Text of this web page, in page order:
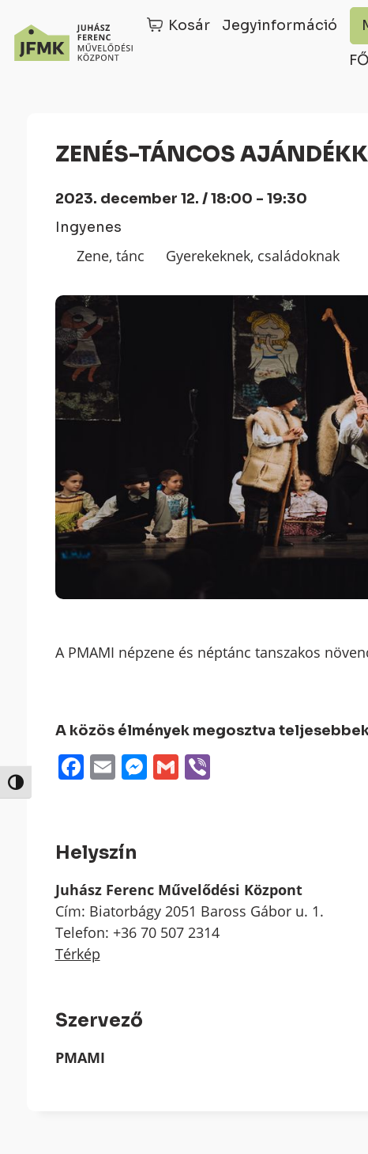
Nagy kontraszt váltása
Kosár Jegyinformáció
ZENÉS-TÁNCOS
2023. december 12. / 18:00 - 19:30
Ingyenes
Zene, tánc Gyerekeknek, családoknak
A PMAMI népzene és néptánc tanszakos
A közös élmények megosztva
Facebook
EmailMessenger
GmailViber
Helyszín
Juhász Ferenc Művelődési Központ
Cím: Biatorbágy 2051 Baross Gábor u. 1.
Telefon: +36 70 507 2314
Térkép
Szervező
PMAMI